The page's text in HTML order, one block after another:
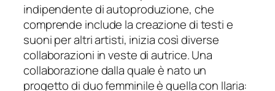
indipendente di autoproduzione, che
comprende include la creazione di testi e
suoni per altri artisti, inizia così diverse
collaborazioni in veste di autrice. Una
collaborazione dalla quale è nato un
progetto di duo femminile è quella con Ilaria: